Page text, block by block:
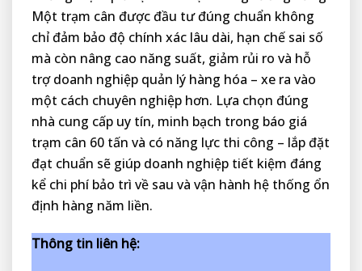
Một trạm cân được đầu tư đúng chuẩn không
chỉ đảm bảo độ chính xác lâu dài, hạn chế sai số
mà còn nâng cao năng suất, giảm rủi ro và hỗ
trợ doanh nghiệp quản lý hàng hóa – xe ra vào
một cách chuyên nghiệp hơn. Lựa chọn đúng
nhà cung cấp uy tín, minh bạch trong báo giá
trạm cân 60 tấn và có năng lực thi công – lắp đặt
đạt chuẩn sẽ giúp doanh nghiệp tiết kiệm đáng
kể chi phí bảo trì về sau và vận hành hệ thống ổn
định hàng năm liền.
Thông tin liên hệ: